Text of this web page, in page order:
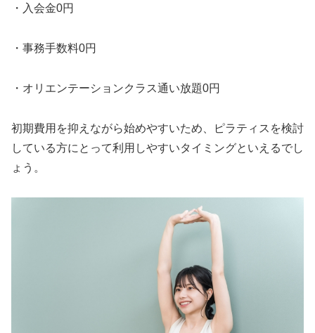
・入会金0円
・事務手数料0円
・オリエンテーションクラス通い放題0円
初期費用を抑えながら始めやすいため、ピラティスを検討
している方にとって利用しやすいタイミングといえるでし
ょう。